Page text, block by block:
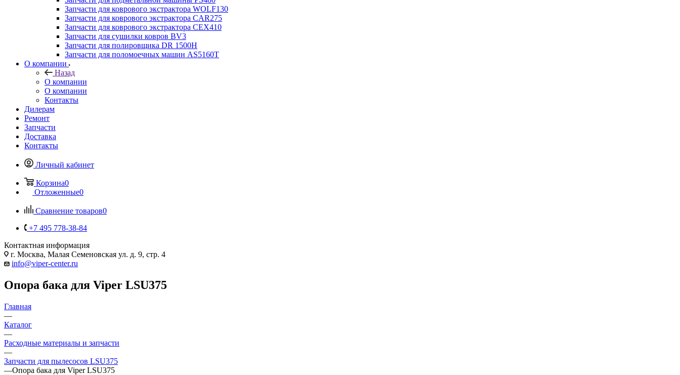
Запчасти для коврового экстрактора WOLF130
Запчасти для коврового экстрактора CAR275
Запчасти для коврового экстрактора CEX410
Запчасти для сушилки ковров BV3
Запчасти для полировщика DR 1500H
Запчасти для поломоечных машин AS5160T
О компании
Назад
О компании
О компании
Контакты
Дилерам
Ремонт
Запчасти
Доставка
Контакты
Личный кабинет
Корзина0
Отложенные0
Сравнение товаров0
+7 495 778-38-84
Контактная информация
г. Москва, Малая Семеновская ул. д. 9, стр. 4
info@viper-center.ru
Опора бака для Viper LSU375
Главная
—
Каталог
—
Расходные материалы и запчасти
—
Запчасти для пылесосов LSU375
—Опора бака для Viper LSU375